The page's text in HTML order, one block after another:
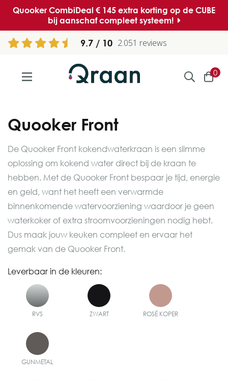
Quooker CombiDeal € 145 extra korting op de CUBE
bij aanschaf compleet systeem!
9.7 2.051 reviews
0
Quooker Front
De Quooker Front kokendwaterkraan is een slimme
oplossing om kokend water direct bij de kraan te
hebben. Met de Quooker Front bespaar je tijd, energie
en geld, want het heeft een verwarmde
binnenkomende watervoorziening waardoor je geen
waterkoker of extra stroomvoorzieningen nodig hebt.
Dus maak jouw keuken compleet en ervaar het
gemak van de Quooker Front.
Leverbaar in de kleuren:
RVS ZWART ROSÉ KOPER
GUNMETAL